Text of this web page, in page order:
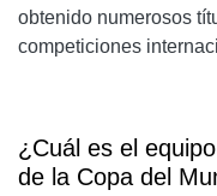
obtenido numerosos
competiciones
¿Cuál es el
de la Copa del